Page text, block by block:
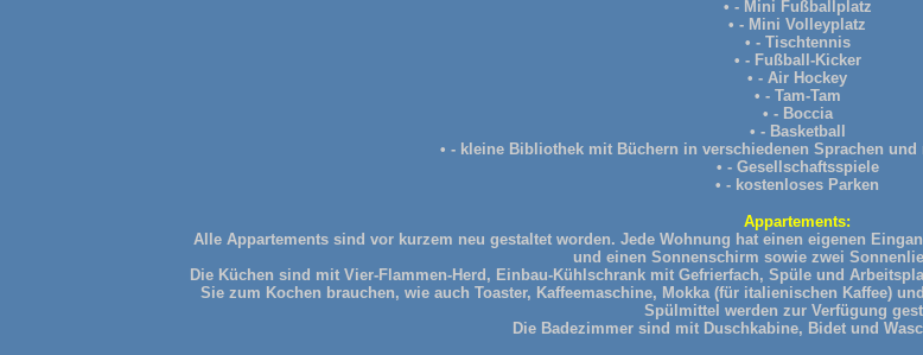
• - Mini Fußballplatz
• - Mini Volleyplatz
• - Tischtennis
• - Fußball-Kicker
• - Air Hockey
• - Tam-Tam
• - Boccia
• - Basketball
• - kleine Bibliothek mit Büchern in verschiedenen Sprachen
• - Gesellschaftsspiele
• - kostenloses Parken
Appartements:
Alle Appartements sind vor kurzem neu gestaltet worden. Jede Wohnung hat einen eigenen
und einen Sonnenschirm sowie zwei
Die Küchen sind mit Vier-Flammen-Herd, Einbau-Kühlschrank mit Gefrierfach, Spüle und
Sie zum Kochen brauchen, wie auch Toaster, Kaffeemaschine, Mokka (für italienischen Kaffee)
Spülmittel werden zur Verfügung
Die Badezimmer sind mit Duschkabine, Bidet und